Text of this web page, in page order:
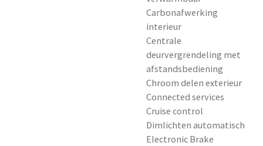
Carbonafwerking
interieur
Centrale
deurvergrendeling met
afstandsbediening
Chroom delen exterieur
Connected services
Cruise control
Dimlichten automatisch
Electronic Brake